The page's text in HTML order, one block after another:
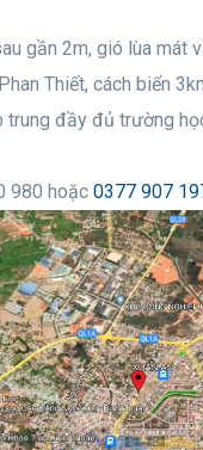
gần 2m, gió lùa mát
Thiết, cách biển
đầy đủ trường
980 hoặc0377 907